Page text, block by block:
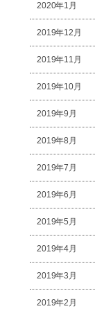
2020年1月
2019年12月
2019年11月
2019年10月
2019年9月
2019年8月
2019年7月
2019年6月
2019年5月
2019年4月
2019年3月
2019年2月